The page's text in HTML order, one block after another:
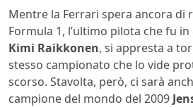
Mentre la Ferrari spera ancora di
Formula 1, l’ultimo pilota che fu
Kimi Raikkonen, si appresta a
stesso campionato che lo vide
scorso. Stavolta, però, ci sarà
campione del mondo del 2009